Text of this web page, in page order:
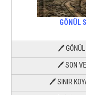
GÖNÜL
🖊 GÖNÜL
🖊 SON
🖊 SINIR